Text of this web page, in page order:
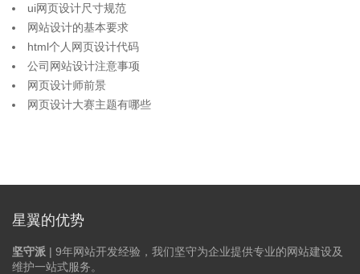
ui网页设计尺寸规范
网站设计的基本要求
html个人网页设计代码
公司网站设计注意事项
网页设计师前景
网页设计大赛主题有哪些
星翼的优势
坚守派 | 9年网站开发经验，我们坚守为企业提供专业的网站建设及
维护一站式服务。